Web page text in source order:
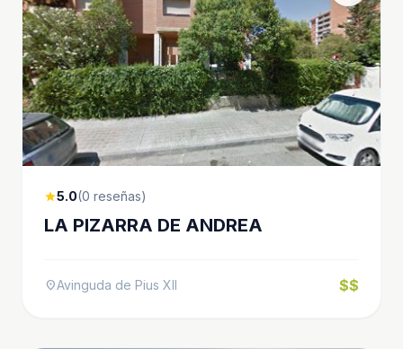
star5.0(0 reseñas)
LA PIZARRA DE ANDREA
location_onAvinguda de Pius XII $$